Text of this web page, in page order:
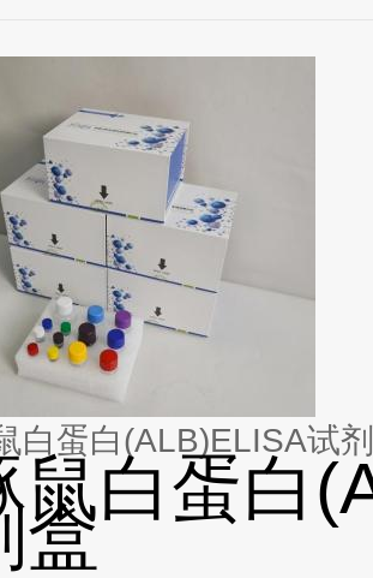
白蛋白(ALB)ELISA试
鼠白蛋白
盒